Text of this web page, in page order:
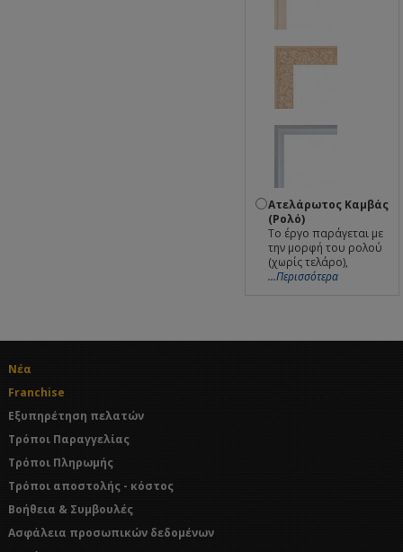
Ατελάρωτος Καμβάς
(Ρολό)
Το έργο παράγεται με
την μορφή του ρολού
(χωρίς τελάρο),
...Περισσότερα
Νέα
Franchise
Εξυπηρέτηση πελατών
Τρόποι Παραγγελίας
Τρόποι Πληρωμής
Τρόποι αποστολής - κόστος
Βοήθεια & Συμβουλές
Ασφάλεια προσωπικών δεδομένων